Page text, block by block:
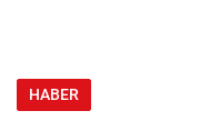
HABER